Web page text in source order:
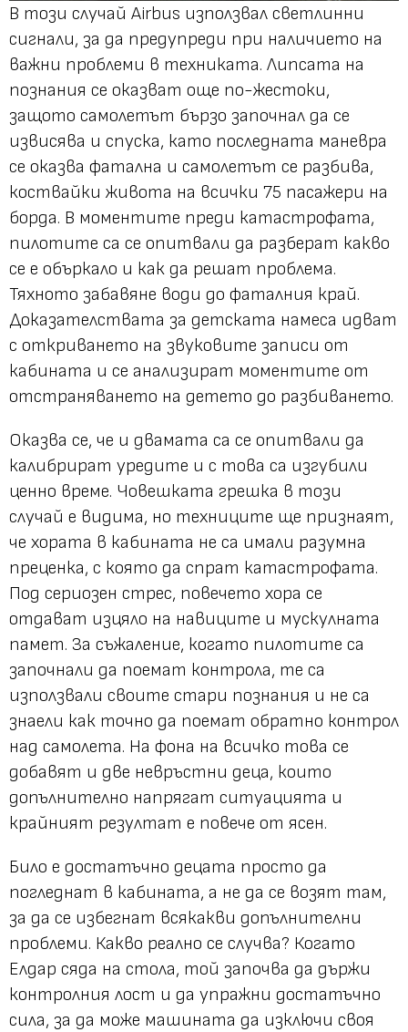
В този случай Airbus използвал светлинни
сигнали, за да предупреди при наличието на
важни проблеми в техниката. Липсата на
познания се оказват още по-жестоки,
защото самолетът бързо започнал да се
извисява и спуска, като последната маневра
се оказва фатална и самолетът се разбива,
коствайки живота на всички 75 пасажери на
борда. В моментите преди катастрофата,
пилотите са се опитвали да разберат какво
се е объркало и как да решат проблема.
Тяхното забавяне води до фаталния край.
Доказателствата за детската намеса идват
с откриването на звуковите записи от
кабината и се анализират моментите от
отстраняването на детето до разбиването.
Оказва се, че и двамата са се опитвали да
калибрират уредите и с това са изгубили
ценно време. Човешката грешка в този
случай е видима, но техниците ще признаят,
че хората в кабината не са имали разумна
преценка, с която да спрат катастрофата.
Под сериозен стрес, повечето хора се
отдават изцяло на навиците и мускулната
памет. За съжаление, когато пилотите са
започнали да поемат контрола, те са
използвали своите стари познания и не са
знаели как точно да поемат обратно контрол
над самолета. На фона на всичко това се
добавят и две невръстни деца, които
допълнително напрягат ситуацията и
крайният резултат е повече от ясен.
Било е достатъчно децата просто да
погледнат в кабината, а не да се возят там,
за да се избегнат всякакви допълнителни
проблеми. Какво реално се случва? Когато
Елдар сяда на стола, той започва да държи
контролния лост и да упражни достатъчно
сила, за да може машината да изключи своя